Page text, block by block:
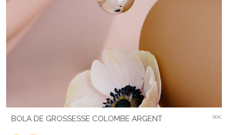
BOLA DE GROSSESSE COLOMBE ARGENT 66€